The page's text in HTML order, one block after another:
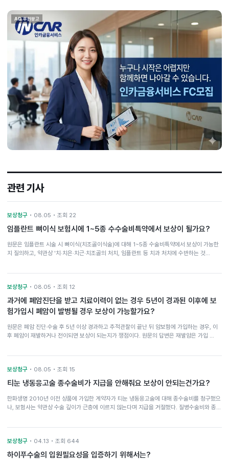
AD 후원광고
관련 기사
보상청구 • 08.05 • 조회 22
임플란트 뼈이식 보험시에 1~5종 수수술비특약에서 보상이 될가요?
원문은 임플란트 시술 시 뼈이식(치조골이식술)에 대해 1~5종 수술비특약에서 보상이 가능한
지 질의하고, 약관상 '치·치은·치근·치조골의 처치, 임플란트 등 치과 처치에 수반하는 것…
보상청구 • 08.05 • 조회 12
과거에 폐암진단을 받고 치료이력이 없는 경우 5년이 경과된 이후에 보
험가입시 폐암이 발병될 경우 보상이 가능할가요?
원문은 폐암 진단·수술 후 5년 이상 경과하고 추적관찰이 끝난 뒤 암보험에 가입하는 경우, 이
후 폐암이 재발하거나 전이되면 보상이 되는지가 쟁점이다. 원문의 답변은 재발암은 가입 …
보상청구 • 08.05 • 조회 15
티눈 냉동응고술 종수술비가 지급을 안해줘요 보상이 안되는건가요?
한화생명 2010년 이전 상품에 가입한 계약자가 티눈 냉동응고술에 대해 종수술비를 청구했으
나, 보험사는 약관상 수술 깊이가 근층에 이르지 않는다며 지급을 거절했다. 질병수술비와 종…
보상청구 • 04.13 • 조회 644
하이푸수술의 입원필요성을 입증하기 위해서는?